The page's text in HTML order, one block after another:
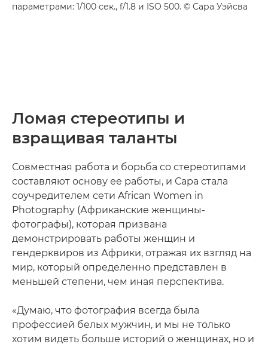
параметрами: 1/100 сек., f/1.8 и ISO 500. © Сара Уэйсва
Ломая стереотипы и
взращивая таланты
Совместная работа и борьба со стереотипами
составляют основу ее работы, и Сара стала
соучредителем сети African Women in
Photography (Африканские женщины-
фотографы), которая призвана
демонстрировать работы женщин и
гендерквиров из Африки, отражая их взгляд на
мир, который определенно представлен в
меньшей степени, чем иная перспектива.
«Думаю, что фотография всегда была
профессией белых мужчин, и мы не только
хотим видеть больше историй о женщинах, но и